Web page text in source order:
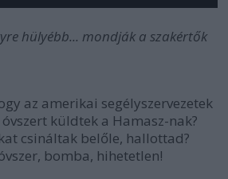
hülyébb... mondják a szakértők
az amerikai segélyszervezetek
küldtek a Hamasz-nak?
csináltak belőle, hallottad?
bomba, hihetetlen!